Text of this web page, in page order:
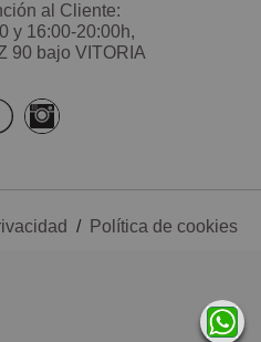
al Cliente:
y 16:00-20:00h,
90 bajo VITORIA
/ Política de cookies